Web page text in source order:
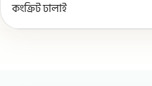
কংক্রিট ঢালাই